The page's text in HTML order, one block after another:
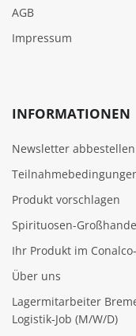
AGB
Impressum
INFORMATIONEN
Newsletter abbestellen
Produkt vorschlagen
Spirituosen-
Ihr Produkt im
Über uns
Lagermitarbeiter
Logistik-Job (M/W/D)